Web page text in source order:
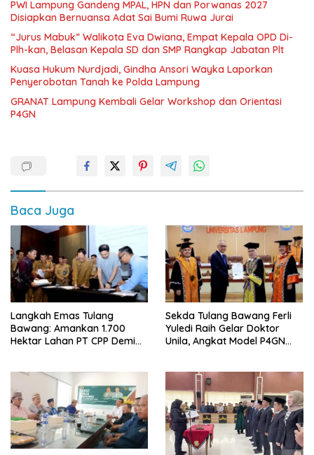
PWI Lampung Gandeng MPAL, HPN dan Porwanas 2027
Disiapkan Bernuansa Adat Sai Bumi Ruwa Jurai
“Jurus Mabuk” Walikota Eva Dwiana, Empat Kepala OPD Di-
Plh-kan, Belasan Kepala SD dan SMP Rangkap Jabatan Plt
Kuasa Hukum Nurdjadi, Gindha Ansori Wayka Laporkan
Penyerobotan Tanah ke Polda Lampung
GRANAT Lampung Kembali Gelar Workshop dan Orientasi
P4GN
Baca Juga
Langkah Emas Tulang
Bawang: Amankan 1.700
Hektar Lahan PT CPP Demi
Sekda Tulang Bawang Ferli
Yuledi Raih Gelar Doktor
Unila, Angkat Model P4GN